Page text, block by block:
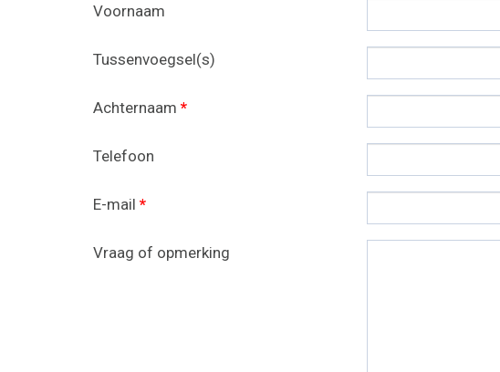
Voornaam
Tussenvoegsel(s)
Achternaam *
Telefoon
E-mail *
Vraag of opmerking